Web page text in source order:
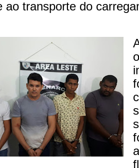
ao transporte do